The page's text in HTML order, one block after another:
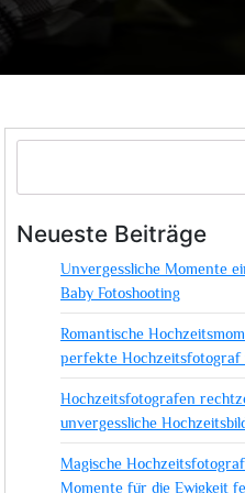
Neueste Beiträge
Unvergessliche Momente
Baby Fotoshooting
Romantische
perfekte Hochzeitsfotograf
Hochzeitsfotografen
unvergessliche
Magische
Momente für die Ewigkeit